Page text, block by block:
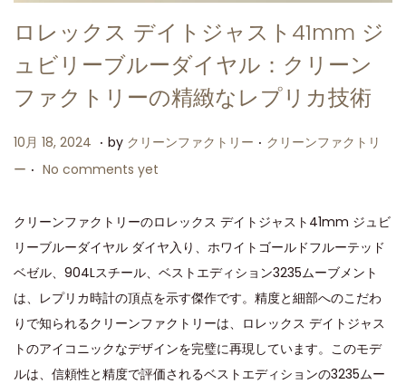
ロレックス デイトジャスト41mm ジ
ュビリーブルーダイヤル：クリーン
ファクトリーの精緻なレプリカ技術
P
o
t
e
d
o
n
10月 18, 2024
0
1
8
,
2
0
2
4
. by クリーンファクトリー . P
t
e
d
i
クリーンファクトリ
ー . No comments yet
クリーンファクトリーのロレックス デイトジャスト41mm ジュビ
リーブルーダイヤル ダイヤ入り、ホワイトゴールドフルーテッド
ベゼル、904Lスチール、ベストエディション3235ムーブメント
は、レプリカ時計の頂点を示す傑作です。精度と細部へのこだわ
りで知られるクリーンファクトリーは、ロレックス デイトジャス
トのアイコニックなデザインを完璧に再現しています。このモデ
ルは、信頼性と精度で評価されるベストエディションの3235ムー